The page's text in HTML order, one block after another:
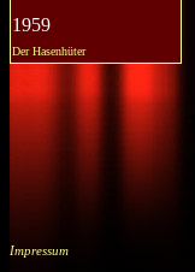
1959
Der Hasenhüter
Impressum